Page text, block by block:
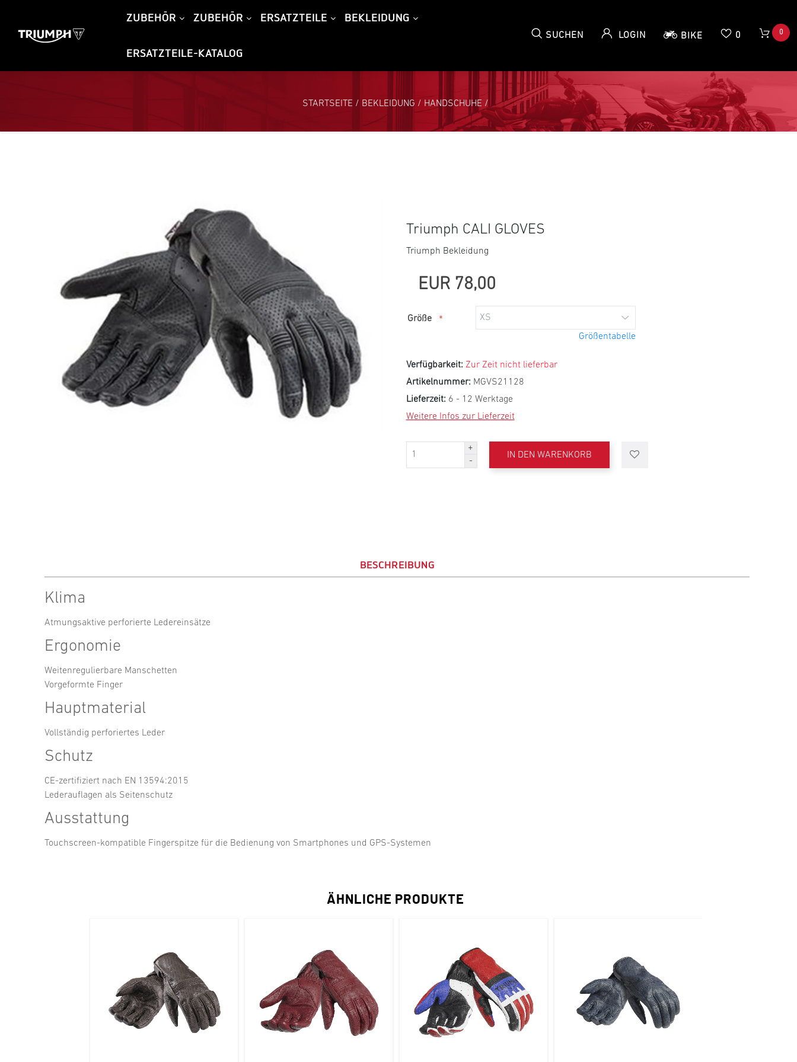
ZUBEHÖR ZUBEHÖR ERSATZTEILE BEKLEIDUNG
ERSATZTEILE-KATALOG
SUCHEN LOGIN BIKE 0 0
STARTSEITE / BEKLEIDUNG / HANDSCHUHE /
Triumph CALI GLOVES
Triumph Bekleidung
EUR 78,00
Größe *
Größentabelle
Verfügbarkeit: Zur Zeit nicht lieferbar
Artikelnummer: MGVS21128
Lieferzeit: 6 - 12 Werktage
Weitere Infos zur Lieferzeit
IN DEN WARENKORB
BESCHREIBUNG
Klima
Atmungsaktive perforierte Ledereinsätze
Ergonomie
Weitenregulierbare Manschetten
Vorgeformte Finger
Hauptmaterial
Vollständig perforiertes Leder
Schutz
CE-zertifiziert nach EN 13594:2015
Lederauflagen als Seitenschutz
Ausstattung
Touchscreen-kompatible Fingerspitze für die Bedienung von Smartphones und GPS-Systemen
ÄHNLICHE PRODUKTE